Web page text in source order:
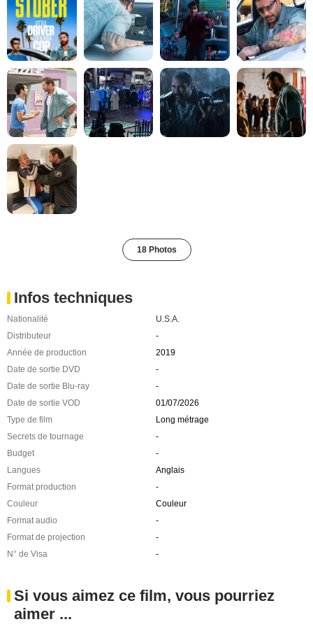
18 Photos
Infos techniques
Nationalité
U.S.A.
Distributeur
-
Année de production
2019
Date de sortie DVD
-
Date de sortie Blu-ray
-
Date de sortie VOD
01/07/2026
Type de film
Long métrage
Secrets de tournage
-
Budget
-
Langues
Anglais
Format production
-
Couleur
Couleur
Format audio
-
Format de projection
-
N° de Visa
-
Si vous aimez ce film, vous pourriez
aimer ...